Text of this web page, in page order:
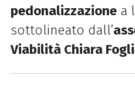
pedonalizzazionea
sottolineato dall’
Viabilità Chiara